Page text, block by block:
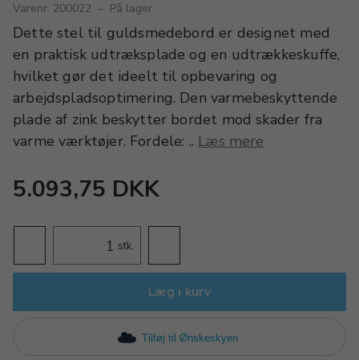
Varenr. 200022 – På lager
Dette stel til guldsmedebord er designet med
en praktisk udtræksplade og en udtrækkeskuffe,
hvilket gør det ideelt til opbevaring og
arbejdspladsoptimering. Den varmebeskyttende
plade af zink beskytter bordet mod skader fra
varme værktøjer. Fordele: .. Læs mere
5.093,75 DKK
stk.
Læg i kurv
Tilføj til Ønskeskyen